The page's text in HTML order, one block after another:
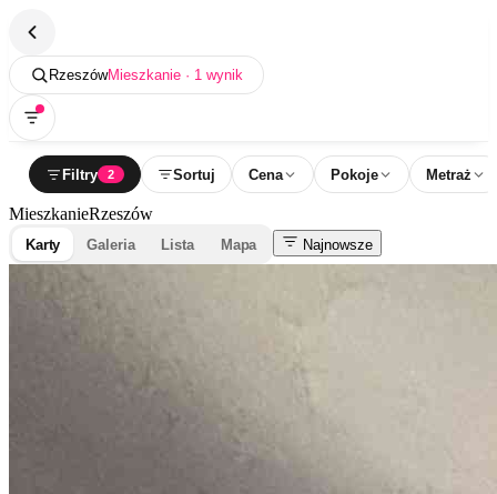
RzeszówMieszkanie · 1 wynik
Filtry 2 Sortuj Cena Pokoje Metraż
MieszkanieRzeszów
Karty Galeria Lista Mapa Najnowsze